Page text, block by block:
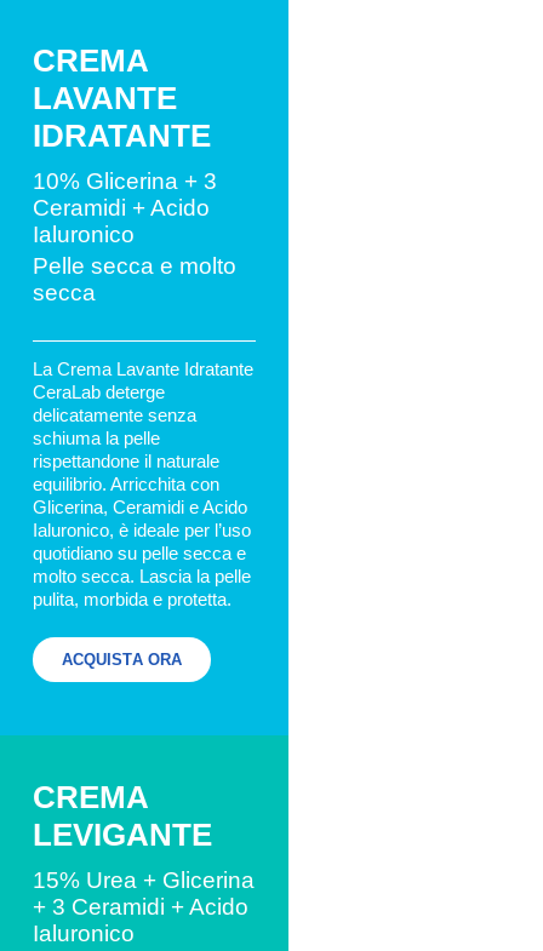
CREMA
LAVANTE
IDRATANTE
10% Glicerina + 3
Ceramidi + Acido
Ialuronico
Pelle secca e molto
secca
La Crema Lavante Idratante
CeraLab deterge
delicatamente senza
schiuma la pelle
rispettandone il naturale
equilibrio. Arricchita con
Glicerina, Ceramidi e Acido
Ialuronico, è ideale per l’uso
quotidiano su pelle secca e
molto secca. Lascia la pelle
pulita, morbida e protetta.
ACQUISTA ORA
CREMA
LEVIGANTE
15% Urea + Glicerina
+ 3 Ceramidi + Acido
Ialuronico